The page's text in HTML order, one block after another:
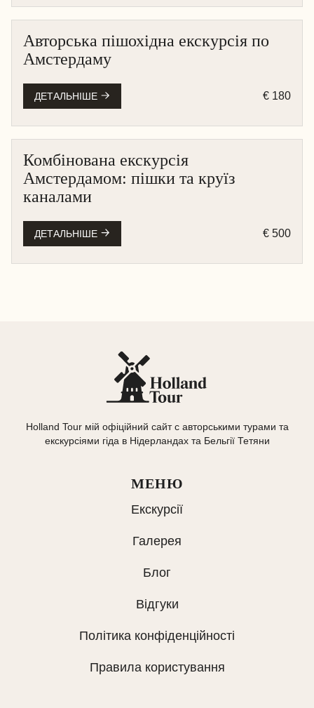
АМСТЕРДАМ
ПІШОХІДНА
Авторська пішохідна екскурсія по
Амстердаму
ДЕТАЛЬНІШЕ € 180
АМСТЕРДАМ
КРУЇЗ НА ЧОВНІ
ПІШОХІДНА
Комбінована екскурсія
Амстердамом: пішки та круїз
каналами
ДЕТАЛЬНІШЕ € 500
Holland Tour мій офіційний сайт с авторськими турами та
екскурсіями гіда в Нідерландах та Бельгії Тетяни
МЕНЮ
Екскурсії
Галерея
Блог
Відгуки
Політика конфіденційності
Правила користування